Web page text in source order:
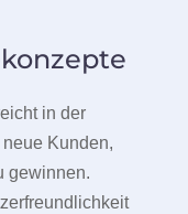
in der
Kunden,
gewinnen.